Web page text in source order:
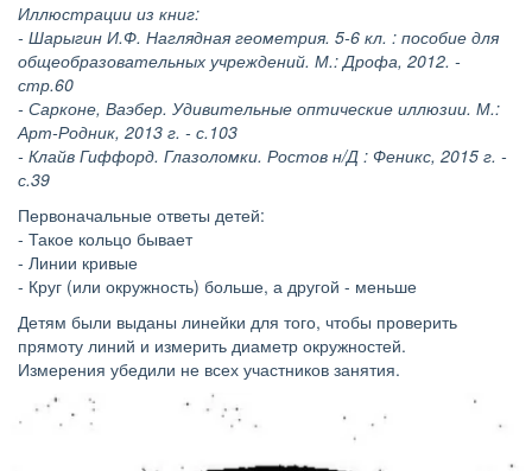
Иллюстрации из книг:
- Шарыгин И.Ф. Наглядная геометрия. 5-6 кл. : пособие для
общеобразовательных учреждений. М.: Дрофа, 2012. -
стр.60
- Сарконе, Ваэбер. Удивительные оптические иллюзии. М.:
Арт-Родник, 2013 г. - с.103
- Клайв Гиффорд. Глазоломки. Ростов н/Д : Феникс, 2015 г. -
с.39
Первоначальные ответы детей:
- Такое кольцо бывает
- Линии кривые
- Круг (или окружность) больше, а другой - меньше
Детям были выданы линейки для того, чтобы проверить
прямоту линий и измерить диаметр окружностей.
Измерения убедили не всех участников занятия.